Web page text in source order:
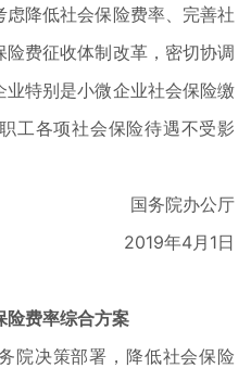
降低社会保险费率、完善社
费征收体制改革，密切协调
特别是小微企业社会保险缴
工各项社会保险待遇不受影
国务院办公厅
2019年4月1日
险费率综合方案
院决策部署，降低社会保险